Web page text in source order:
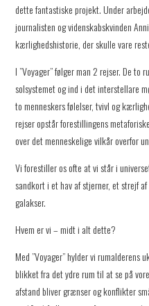
dette fantastiske projekt. Under
journalisten og videnskabskvinden
kærlighedshistorie, der skulle vare
I ”Voyager” følger man 2 rejser. De to
solsystemet og ind i det interstellare
to menneskers følelser, tvivl og
rejser opstår forestillingens
over det menneskelige vilkår overfor
Vi forestiller os ofte at vi står i
sandkort i et hav af stjerner, et strejf
galakser.
Hvem er vi – midt i alt dette?
Med ”Voyager” hylder vi rumalderens
blikket fra det ydre rum til at se på
afstand bliver grænser og konflikter